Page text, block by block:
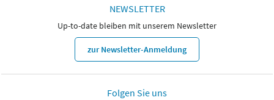
NEWSLETTER
Up-to-date bleiben mit unserem Newsletter
zur Newsletter-Anmeldung
Folgen Sie uns